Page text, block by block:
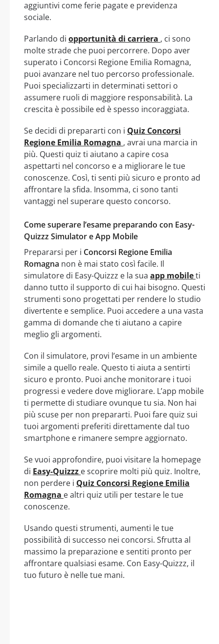
aggiuntivi come ferie pagate e previdenza
sociale.
Parlando di opportunità di carriera , ci sono
molte strade che puoi percorrere. Dopo aver
superato i Concorsi Regione Emilia Romagna,
puoi avanzare nel tuo percorso professionale.
Puoi specializzarti in determinati settori o
assumere ruoli di maggiore responsabilità. La
crescita è possibile ed è spesso incoraggiata.
Se decidi di prepararti con i Quiz Concorsi
Regione Emilia Romagna , avrai una marcia in
più. Questi quiz ti aiutano a capire cosa
aspettarti nel concorso e a migliorare le tue
conoscenze. Così, ti senti più sicuro e pronto ad
affrontare la sfida. Insomma, ci sono tanti
vantaggi nel superare questo concorso.
Come superare l’esame preparando con Easy-
Quizzz Simulator e App Mobile
Prepararsi per i Concorsi Regione Emilia
Romagna non è mai stato così facile. Il
simulatore di Easy-Quizzz e la sua app mobileti
danno tutto il supporto di cui hai bisogno. Questi
strumenti sono progettati per rendere lo studio
divertente e semplice. Puoi accedere a una vasta
gamma di domande che ti aiutano a capire
meglio gli argomenti.
Con il simulatore, provi l’esame in un ambiente
simile a quello reale. Questo ti aiuta a sentirti
sicuro e pronto. Puoi anche monitorare i tuoi
progressi e vedere dove migliorare. L’app mobile
ti permette di studiare ovunque tu sia. Non hai
più scuse per non prepararti. Puoi fare quiz sui
tuoi argomenti preferiti direttamente dal tuo
smartphone e rimanere sempre aggiornato.
Se vuoi approfondire, puoi visitare la homepage
di Easy-Quizzz e scoprire molti più quiz. Inoltre,
non perdere i Quiz Concorsi Regione Emilia
Romagna e altri quiz utili per testare le tue
conoscenze.
Usando questi strumenti, aumenti le tue
possibilità di successo nei concorsi. Sfrutta al
massimo la preparazione e sentiti pronto per
affrontare qualsiasi esame. Con Easy-Quizzz, il
tuo futuro è nelle tue mani.